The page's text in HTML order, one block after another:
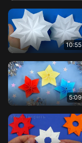
10:55
5:09